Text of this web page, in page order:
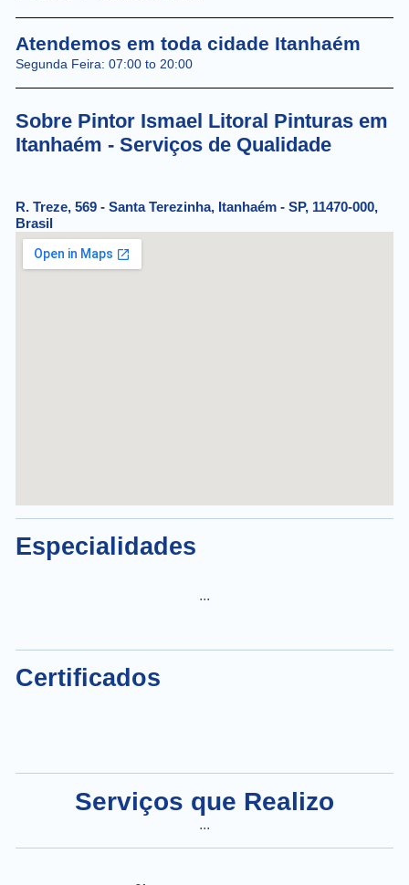
Atendemos em toda cidade Itanhaém
Segunda Feira: 07:00 to 20:00
Sobre Pintor Ismael Litoral Pinturas em
Itanhaém - Serviços de Qualidade
R. Treze, 569 - Santa Terezinha, Itanhaém - SP, 11470-000,
Brasil
Especialidades
...
Certificados
Serviços que Realizo
...